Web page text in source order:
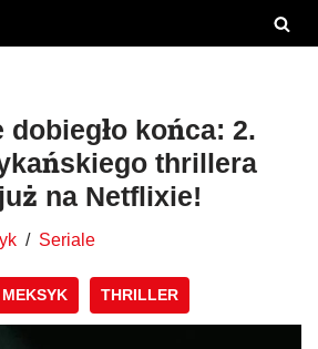
dobiegło końca: 2.
thrillera
na Netflixie!
Seriale
MEKSYK THRILLER